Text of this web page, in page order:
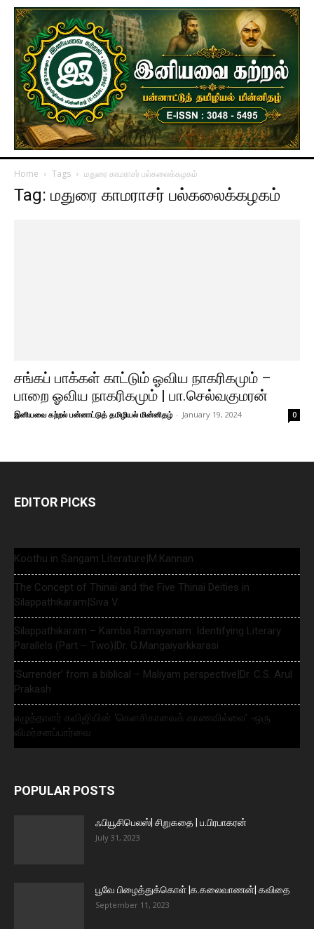
Home Tags மதுரை காமராசர் பல்கலைக்கழகம்
Tag: மதுரை காமராசர் பல்கலைக்கழகம்
சங்கப் பாக்கள் காட்டும் ஓவிய நாகரிகமும் –
பாறை ஓவிய நாகரிகமும் | பா.செல்வகுமரன்
இனியவை கற்றல் பன்னாட்டுத் தமிழியல் மின்னிதழ் - January 19, 2024 0
EDITOR PICKS
Koothu in Sangam Literature|M.Kannan
The Concept of Thinai and the Five Thinai Deities in
Silappathikaram|Siva V
Silappathikaram – Kamba Ramayanam: Identifying Literary
Parallels (Part – Two)|Dr. G.Mangaiyarkkarasi
‘Surrender’ from a biblical – Maliyam perspective|Dr. C.S. Arul
Prakash
எழுத்தாளர் கவிஜியின் ‘கௌசிகாவைக் காணவில்லை’ -ஒரு
விமர்சனப்பார்வை
POPULAR POSTS
ஃபியூசிபெலஸ்| சிறுகதை | ப.பிரபாகரன்
July 31, 2023
பூவே பிழைத்துக்கொள் |க.கலைவாணன்| கவிதை
September 11, 2023